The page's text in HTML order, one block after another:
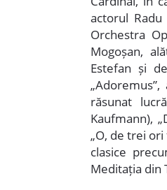
actorul
Orchestra
Mogoșan,
Estefan și
răsunat
Kaufmann),
„O, de trei ori
clasice
Meditația din